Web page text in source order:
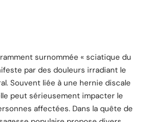
surnommée « sciatique du
par des douleurs irradiant le
Souvent liée à une hernie discale
peut sérieusement impacter le
affectées. Dans la quête de